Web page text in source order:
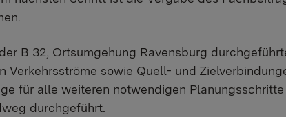
B 32, Ortsumgehung Ravensburg
Verkehrsströme sowie Quell- und
für alle weiteren notwendigen
durchgeführt.